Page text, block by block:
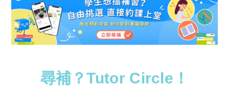
尋補？Tutor Circle！